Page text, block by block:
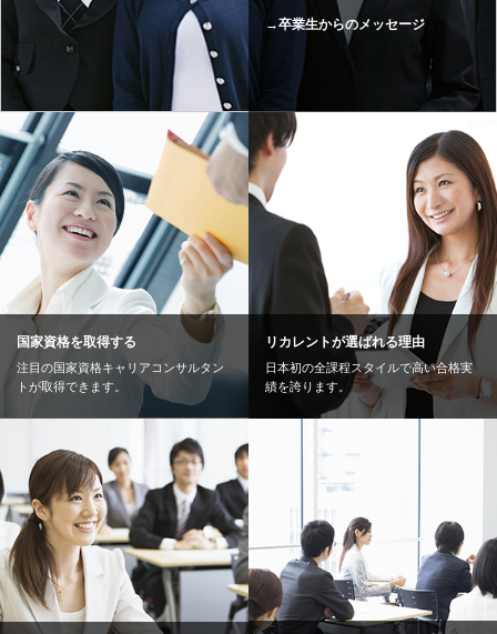
2026.8.1
8月・9月開講 まだ間に合います
2026.8.1
【NEW】川崎、宇都宮、八王子セミナー会場オープン!無料セミナ
ー開催決定
2026.8.1
【人気】全国どこからでも受講可能「オンライン受講クラス」
2026.8.1
最新の資格情報や業界の展望がわかる資格説明会開催中！「来
校」「オンライン開催」から選べます。
2026.8.1
【速報】法人向け研修サービスをスタートしました。詳しくはコ
チラ
→卒業生からのメッセージ
国家資格を取得する
注目の国家資格キャリアコンサルタン
トが取得できます。
リカレントが選ばれる理由
日本初の全課程スタイルで高い合格実
績を誇ります。